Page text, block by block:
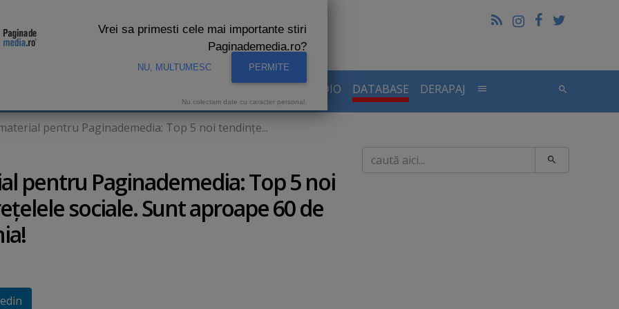
AUDIENTE RADIO DATABASE DERAPAJ
pentru Paginademedia: Top 5 noi tendinţe...
pentru Paginademedia: Top 5 noi
sociale. Sunt aproape 60 de
Caută
Vrei sa primesti cele mai importante stiri
Paginademedia.ro?
NU, MULTUMESC PERMITE
Nu colectam date cu caracter personal.